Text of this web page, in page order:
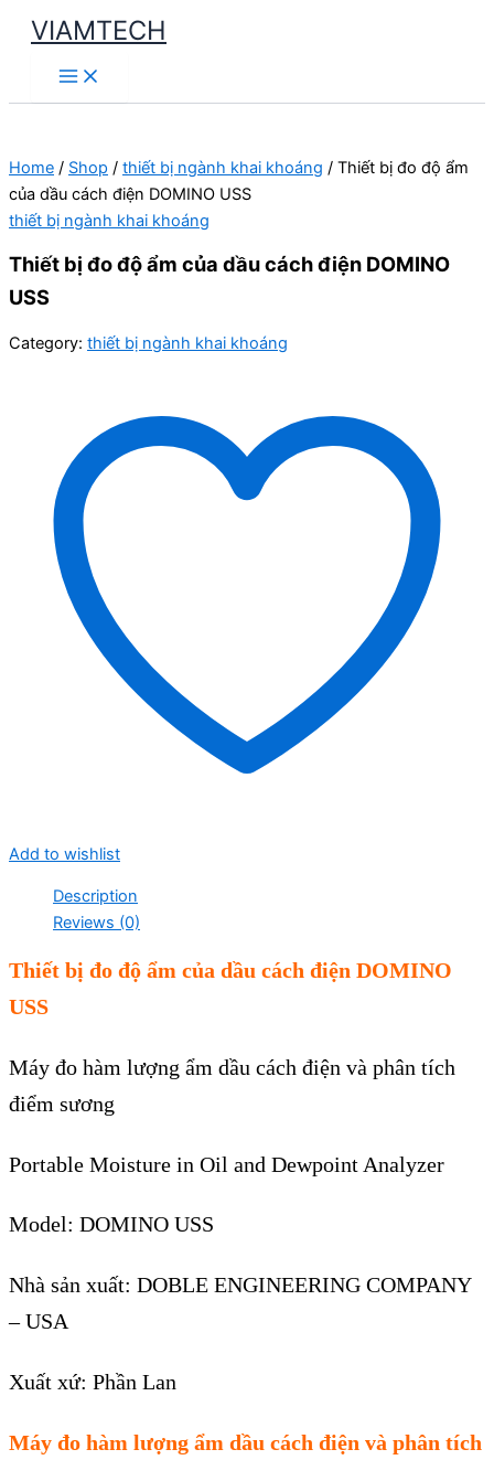
Skip
content
VIAMTECH
Main
Menu
Home / Shop / thiết bị ngành khai khoáng / Thiết bị đo độ ẩm
của dầu cách điện DOMINO USS
thiết bị ngành khai khoáng
Thiết bị đo độ ẩm của dầu cách điện DOMINO
USS
Category: thiết bị ngành khai khoáng
Add to wishlist
Description
Reviews (0)
Thiết bị đo độ ẩm của dầu cách điện DOMINO
USS
Máy đo hàm lượng ẩm dầu cách điện và phân tích
điểm sương
Portable Moisture in Oil and Dewpoint Analyzer
Model: DOMINO USS
Nhà sản xuất: DOBLE ENGINEERING COMPANY
– USA
Xuất xứ: Phần Lan
Máy đo hàm lượng ẩm dầu cách điện và phân tích